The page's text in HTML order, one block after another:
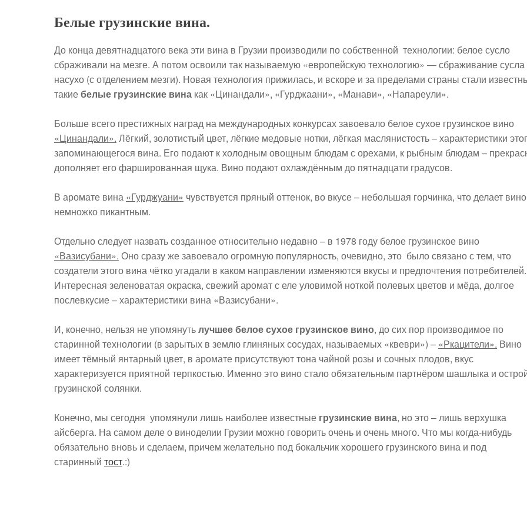
Белые грузинские вина.
До конца девятнадцатого века эти вина в Грузии производили по собственной технологии: белое сусло
сбраживали на мезге. А потом освоили так называемую «европейскую технологию» — сбраживание сусла
насухо (с отделением мезги). Новая технология прижилась, и вскоре и за пределами страны стали
такиебелые грузинские вина как «Цинандали», «Гурджаани», «Манави», «Напареули».
Больше всего престижных наград на международных конкурсах завоевало белое сухое грузинское вино
«Цинандали». Лёгкий, золотистый цвет, лёгкие медовые нотки, лёгкая маслянистость – характеристики
запоминающегося вина. Его подают к холодным овощным блюдам с орехами, к рыбным блюдам –
дополняет его фаршированная щука. Вино подают охлаждённым до пятнадцати градусов.
В аромате вина «Гурджуани» чувствуется пряный оттенок, во вкусе – небольшая горчинка, что делает вино
немножко пикантным.
Отдельно следует назвать созданное относительно недавно – в 1978 году белое грузинское вино
«Вазисубани». Оно сразу же завоевало огромную популярность, очевидно, это было связано с тем, что
создатели этого вина чётко угадали в каком направлении изменяются вкусы и предпочтения потребителей.
Интересная зеленоватая окраска, свежий аромат с еле уловимой ноткой полевых цветов и мёда, долгое
послевкусие – характеристики вина «Вазисубани».
И, конечно, нельзя не упомянутьлучшее белое сухое грузинское вино, до сих пор производимое по
старинной технологии (в зарытых в землю глиняных сосудах, называемых «квеври») – «Ркацители». Вино
имеет тёмный янтарный цвет, в аромате присутствуют тона чайной розы и сочных плодов, вкус
характеризуется приятной терпкостью. Именно это вино стало обязательным партнёром шашлыка и
грузинской солянки.
Конечно, мы сегодня упомянули лишь наиболее известные грузинские вина, но это – лишь верхушка
айсберга. На самом деле о виноделии Грузии можно говорить очень и очень много. Что мы когда-нибудь
обязательно вновь и сделаем, причем желательно под бокальчик хорошего грузинского вина и под
старинный тост.:)